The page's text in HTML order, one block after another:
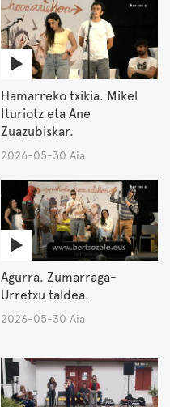
Hamarreko txikia. Mikel
Ituriotz eta Ane
Zuazubiskar.
2026-05-30 Aia
Agurra. Zumarraga-
Urretxu taldea.
2026-05-30 Aia